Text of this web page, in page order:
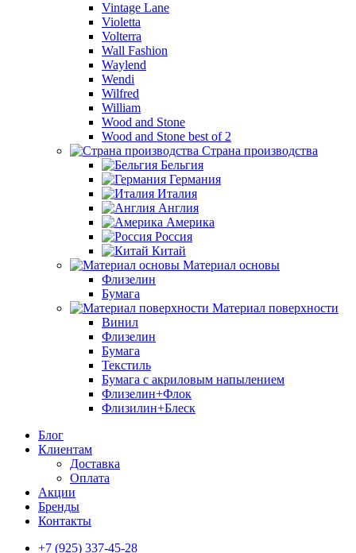
Vintage Lane
Violetta
Volterra
Wall Fashion
Waylend
Wendi
Wilfred
William
Wood and Stone
Wood and Stone best of 2
Страна производства
Бельгия
Германия
Италия
Англия
Америка
Россия
Китай
Материал основы
Флизелин
Бумага
Материал поверхности
Винил
Флизелин
Бумага
Текстиль
Бумага с акриловым напылением
Флизелин+Флок
Флизилин+Блеск
Блог
Клиентам
Доставка
Оплата
Акции
Бренды
Контакты
+7 (925) 337-45-28